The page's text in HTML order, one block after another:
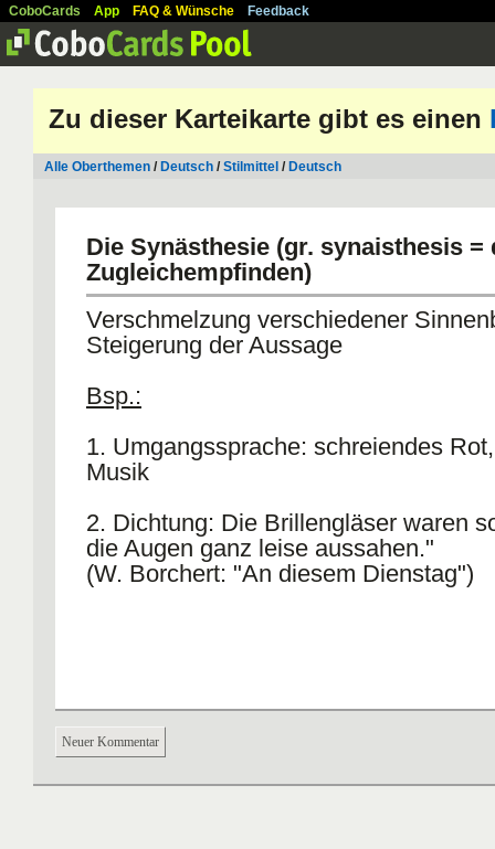
CoboCards App FAQ & Wünsche Feedback
Zu dieser Karteikarte gibt es einen
Alle Oberthemen / Deutsch /Stilmittel / Deutsch
Die Synästhesie (gr. synaisthesis =
Zugleichempfinden)
Verschmelzung verschiedener
Steigerung der Aussage
Bsp.:
1. Umgangssprache: schreiendes
Musik
2. Dichtung: Die Brillengläser waren
die Augen ganz leise aussahen."
(W. Borchert: "An diesem Dienstag")
Neuer Kommentar